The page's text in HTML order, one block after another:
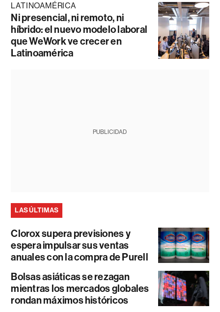
LATINOAMÉRICA
Ni presencial, ni remoto, ni
híbrido: el nuevo modelo laboral
que WeWork ve crecer en
Latinoamérica
PUBLICIDAD
LAS ÚLTIMAS
Clorox supera previsiones y
espera impulsar sus ventas
anuales con la compra de Purell
Bolsas asiáticas se rezagan
mientras los mercados globales
rondan máximos históricos